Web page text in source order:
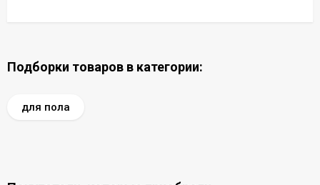
Подборки товаров в категории:
для пола